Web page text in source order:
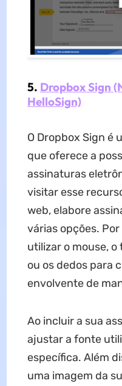
5. Dropbox Sign
HelloSign)
O Dropbox Sign é
que oferece a
assinaturas
visitar esse
web, elabore
várias opções.
utilizar o mouse,
ou os dedos para
envolvente de
Ao incluir a sua
ajustar a fonte
específica. Além
uma imagem da